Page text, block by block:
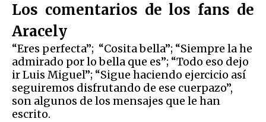
Los comentarios de los fans de
Aracely
“Eres perfecta”; “Cosita bella”; “Siempre la he
admirado por lo bella que es”; “Todo eso dejo
ir Luis Miguel”; “Sigue haciendo ejercicio así
seguiremos disfrutando de ese cuerpazo”,
son algunos de los mensajes que le han
escrito.